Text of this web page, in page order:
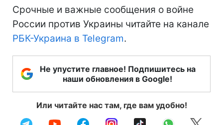
Срочные и важные сообщения о войне
России против Украины читайте на канале
РБК-Украина в Telegram.
Не упустите главное! Подпишитесь на
наши обновления в Google!
Или читайте нас там, где вам удобно!